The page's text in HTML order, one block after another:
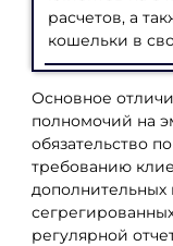
расчетов, а
кошельки в
Основное
полномочий на
обязательство
требованию
дополнительных
регулярной